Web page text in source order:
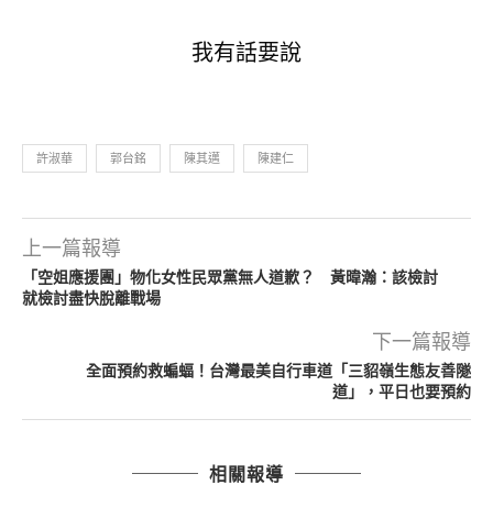
我有話要說
許淑華 郭台銘 陳其邁 陳建仁
上一篇報導
「空姐應援團」物化女性民眾黨無人道歉？ 黃暐瀚：該檢討
就檢討盡快脫離戰場
下一篇報導
全面預約救蝙蝠！台灣最美自行車道「三貂嶺生態友善隧
道」，平日也要預約
相關報導